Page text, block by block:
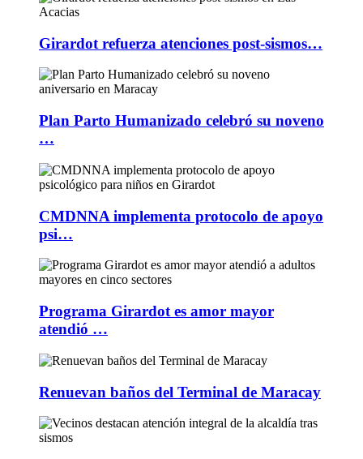
Girardot refuerza atenciones post-sismos…
Plan Parto Humanizado celebró su noveno
…
CMDNNA implementa protocolo de apoyo
psi…
Programa Girardot es amor mayor
atendió …
Renuevan baños del Terminal de Maracay